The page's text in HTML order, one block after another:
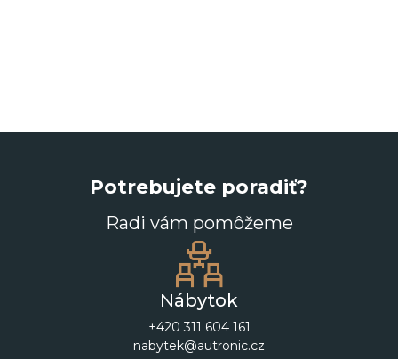
Potrebujete poradiť?
Radi vám pomôžeme
Nábytok
+420 311 604 161
nabytek@autronic.cz